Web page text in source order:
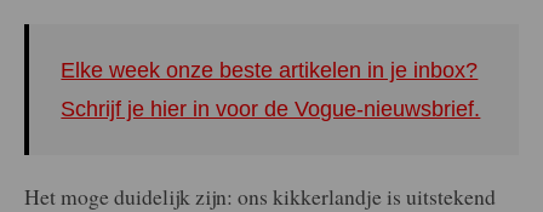
Elke week onze beste artikelen in je inbox?
Schrijf je hier in voor de Vogue-nieuwsbrief.
Het moge duidelijk zijn: ons kikkerlandje is uitstekend